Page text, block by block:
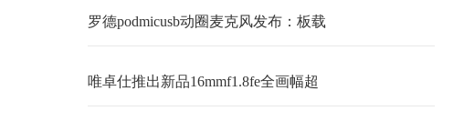
罗德podmicusb动圈麦克风发布：板载
唯卓仕推出新品16mmf1.8fe全画幅超